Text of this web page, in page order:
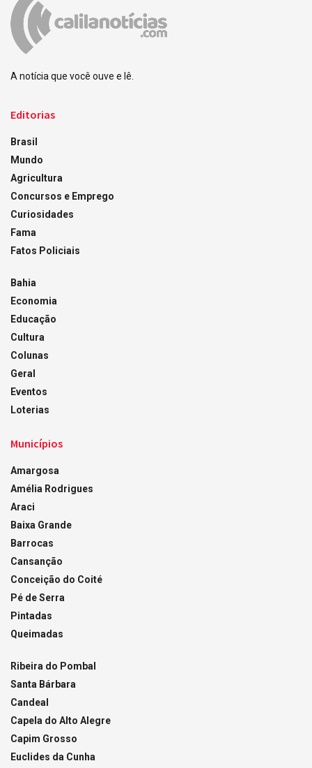
A notícia que você ouve e lê.
Editorias
Brasil
Mundo
Agricultura
Concursos e Emprego
Curiosidades
Fama
Fatos Policiais
Bahia
Economia
Educação
Cultura
Colunas
Geral
Eventos
Loterias
Municípios
Amargosa
Amélia Rodrigues
Araci
Baixa Grande
Barrocas
Cansanção
Conceição do Coité
Pé de Serra
Pintadas
Queimadas
Ribeira do Pombal
Santa Bárbara
Candeal
Capela do Alto Alegre
Capim Grosso
Euclides da Cunha